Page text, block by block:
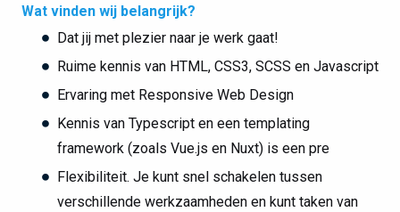
Wat vinden wij belangrijk?
Dat jij met plezier naar je werk gaat!
Ruime kennis van HTML, CSS3, SCSS en Javascript
Ervaring met Responsive Web Design
Kennis van Typescript en een templating
framework (zoals Vue.js en Nuxt) is een pre
Flexibiliteit. Je kunt snel schakelen tussen
verschillende werkzaamheden en kunt taken van